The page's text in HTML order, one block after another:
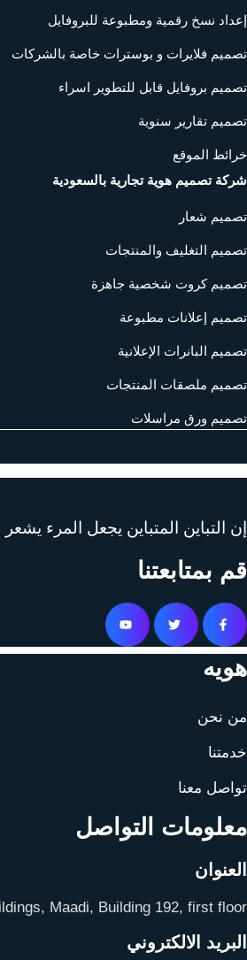
إعداد نسخ رقمية ومطبوعة للبروفايل
تصميم فلايرات و بوسترات خاصة بالشركات
تصميم بروفايل قابل للتطوير اسراء
تصميم تقارير سنوية
خرائط الموقع
شركة تصميم هوية تجارية بالسعودية
تصميم شعار
تصميم التغليف والمنتجات
تصميم كروت شخصية جاهزة
تصميم إعلانات مطبوعة
تصميم البانرات الإعلانية
تصميم ملصقات المنتجات
تصميم ورق مراسلات
إن التباين المتباين يجعل المرء
قم بمتابعتنا
هويه
من نحن
خدمتنا
تواصل معنا
معلومات التواصل
العنوان
Maadi, Building 192, first floor,
البريد الالكتروني